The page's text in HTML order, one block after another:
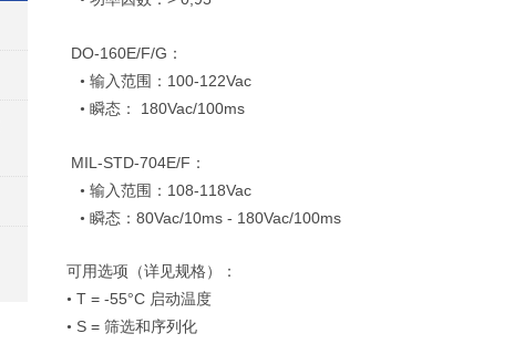
DO-160E/F/G ：
• 输入范围： 100-122Vac
• 瞬态： 180Vac/100ms
MIL-STD-704E/F ：
• 输入范围： 108-118Vac
• 瞬态： 80Vac/10ms - 180Vac/100ms
可用选项（详见规格）：
• T = -55°C 启动温度
• S = 筛选和序列化